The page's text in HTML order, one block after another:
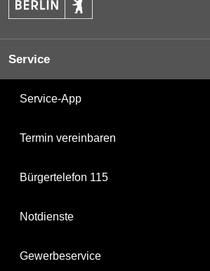
Service
Service-App
Termin vereinbaren
Bürgertelefon 115
Notdienste
Gewerbeservice